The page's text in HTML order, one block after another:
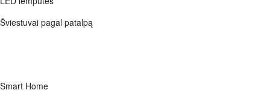
Šviestuvai pagal patalpą
Smart Home